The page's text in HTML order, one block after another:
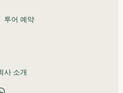
투어 예약
사 소개